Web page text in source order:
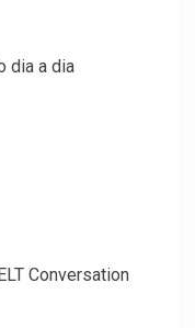
dia a dia
Conversation